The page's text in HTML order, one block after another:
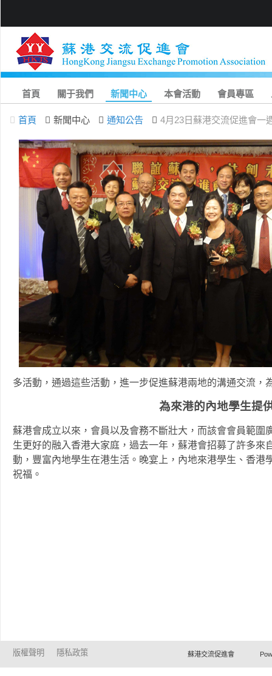
首頁 關于我們 新聞中心 本會活動 會員專區
首頁 新聞中心 通知公告 4月23日蘇港交流促進會一
多活動，通過這些活動，進一步促進蘇港兩地的溝通交流，
為來港的內地學生提
蘇港會成立以來，會員以及會務不斷壯大，而該會會員範圍
生更好的融入香港大家庭，過去一年，蘇港會招募了許多來
動，豐富內地學生在港生活。晚宴上，內地來港學生、香港
祝福。
版權聲明 隱私政策 蘇港交流促進會